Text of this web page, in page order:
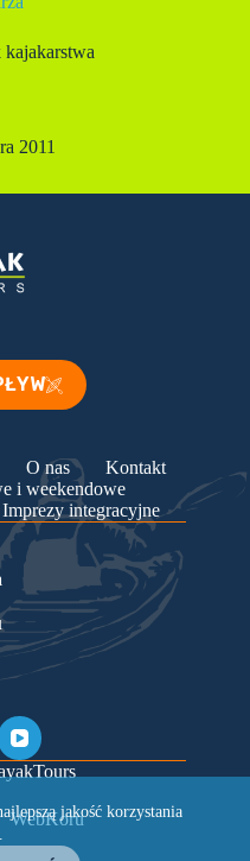
jakość korzystania
2011
O nas
Kontakt
i weekendowe
Imprezy integracyjne
WebKoru